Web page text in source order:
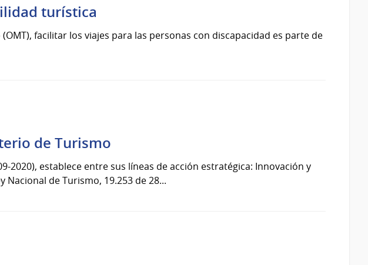
turística
facilitar los viajes para las personas con discapacidad es parte de
de Turismo
2020), establece entre sus líneas de acción estratégica: Innovación y
de Turismo, 19.253 de 28...